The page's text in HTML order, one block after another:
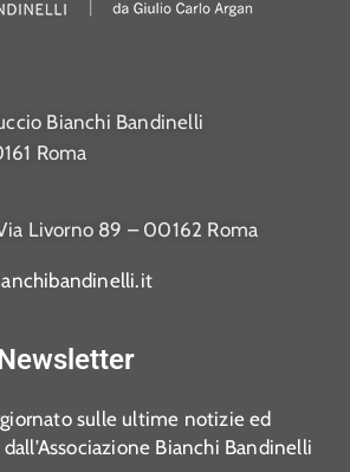
Bianchi Bandinelli
Roma
Livorno 89 – 00162 Roma
sulle ultime notizie ed
Bianchi Bandinelli